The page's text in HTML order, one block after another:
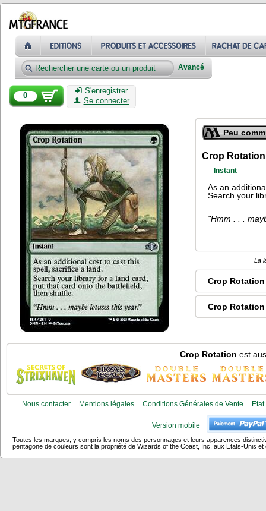
Avancé
0
S'enregistrer
Se connecter
Peu
Crop Rotation
Instant
As an
Search your
"Hmm . . .
La
Crop Rotation
Crop Rotation
Crop Rotation est
Nous contacter Mentions légales Conditions Générales de Vente
Version mobile
Toutes les marques, y compris les noms des personnages et leurs apparences
pentagone de couleurs sont la propriété de Wizards of the Coast, Inc. aux Etats-Unis